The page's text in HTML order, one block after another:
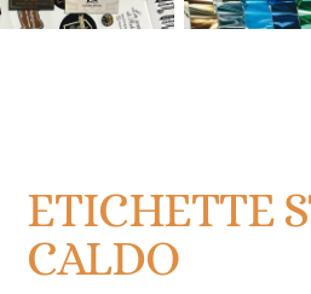
ETICHETTE
CALDO